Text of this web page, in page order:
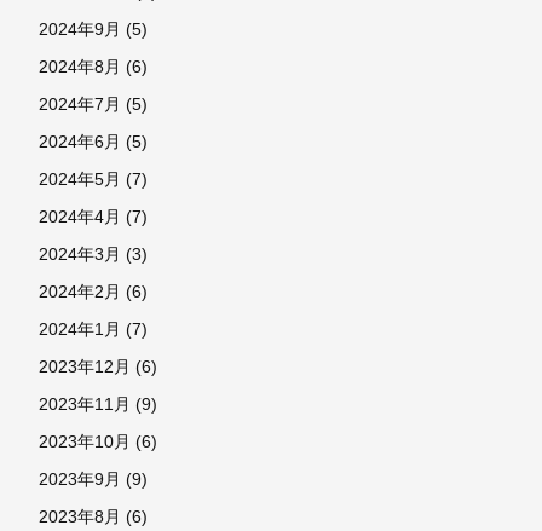
2024年9月 (5)
2024年8月 (6)
2024年7月 (5)
2024年6月 (5)
2024年5月 (7)
2024年4月 (7)
2024年3月 (3)
2024年2月 (6)
2024年1月 (7)
2023年12月 (6)
2023年11月 (9)
2023年10月 (6)
2023年9月 (9)
2023年8月 (6)